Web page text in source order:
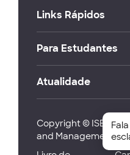
Links Rápidos
Para Estudantes
Atualidade
Copyright © ISEG
and Management